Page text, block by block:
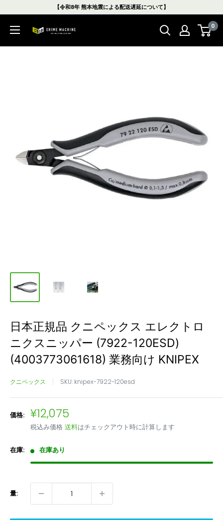
ン
【令和8年 熊本地震による配送遅延について】
エ
0
日本正規品 クニペックス エレクトロ
ニクスニッパー (7922-120ESD)
(4003773061618) 業務向け KNIPEX
クニペックス SKU: knipex-7922-120esd
価格: 販
売
価
格
¥12,075
税込み価格 送料はチェックアウト時に計算します
在庫: 在庫あり
量: